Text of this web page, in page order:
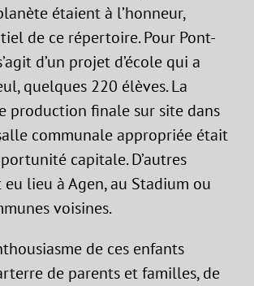
étaient à l’honneur,
de ce répertoire. Pour Pont-
d’un projet d’école qui a
quelques 220 élèves. La
production finale sur site dans
communale appropriée était
capitale. D’autres
lieu à Agen, au Stadium ou
voisines.
de ces enfants
de parents et familles, de